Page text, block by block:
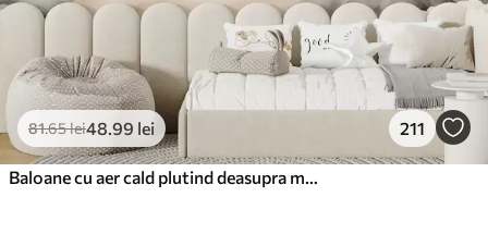
81.65lei48 .99 lei 211